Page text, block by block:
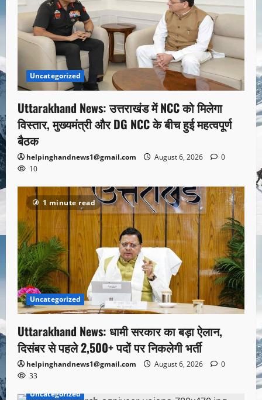
Uncategorized
Uttarakhand News: उत्तराखंड में NCC को मिलेगा
विस्तार, मुख्यमंत्री और DG NCC के बीच हुई महत्वपूर्ण
बैठक
helpinghandnews1@gmail.com August 6, 2026
0
10
1 minute read
Uncategorized
Uttarakhand News: धामी सरकार का बड़ा ऐलान,
दिसंबर से पहले 2,500+ पदों पर निकलेगी भर्ती
helpinghandnews1@gmail.com August 6, 2026
0
33
Uncategorized